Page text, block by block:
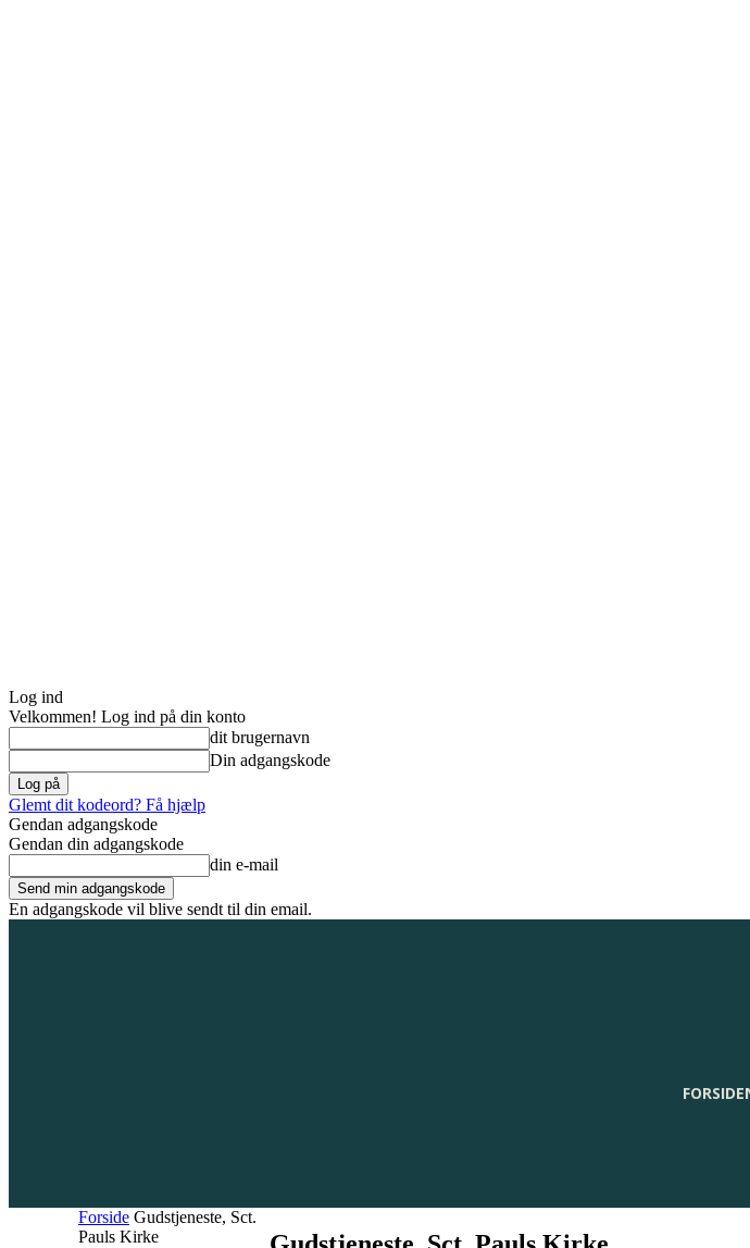
Log ind
Velkommen! Log ind på din konto
dit brugernavn
Din adgangskode
Glemt dit kodeord? Få hjælp
Gendan adgangskode
Gendan din adgangskode
din e-mail
En adgangskode vil blive sendt til din email.
Forside Gudstjeneste, Sct.
Pauls Kirke